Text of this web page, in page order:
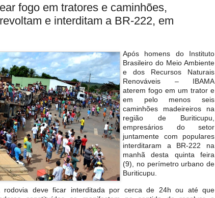
fogo em tratores e caminhões,
e interditam a BR-222, em
Após homens do Instituto
Brasileiro do Meio Ambiente
e dos Recursos Naturais
Renováveis – IBAMA
aterem fogo em um trator e
em pelo menos seis
caminhões madeireiros na
região de Buriticupu,
empresários do setor
juntamente com populares
interditaram a BR-222 na
manhã desta quinta feira
(9), no perímetro urbano de
Buriticupu.
rodovia deve ficar interditada por cerca de 24h ou até que